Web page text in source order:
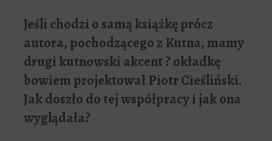
Jeśli chodzi o samąksiążkęprócz
autora, pochodzącego z Kutna, mamy
drugi kutnowski akcent ? okładkę
bowiem projektowałPiotr Cieśliński.
Jak doszło do tej współpracy i jak ona
wyglądała?